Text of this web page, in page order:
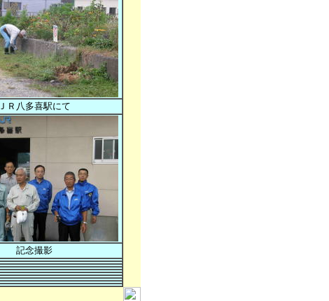
ＪＲ八多喜駅にて
記念撮影